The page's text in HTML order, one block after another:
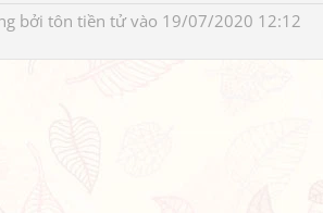
bởi tôn tiền tửvào 19/07/2020 12:12